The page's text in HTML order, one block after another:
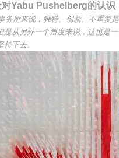
Yabu Pushelberg的认识
务所来说，独特、创新、不重复
是从另外一个角度来说，这也是
下去。